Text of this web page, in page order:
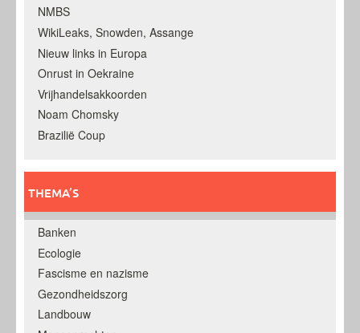
NMBS
WikiLeaks, Snowden, Assange
Nieuw links in Europa
Onrust in Oekraine
Vrijhandelsakkoorden
Noam Chomsky
Brazilië Coup
THEMA’S
Banken
Ecologie
Fascisme en nazisme
Gezondheidszorg
Landbouw